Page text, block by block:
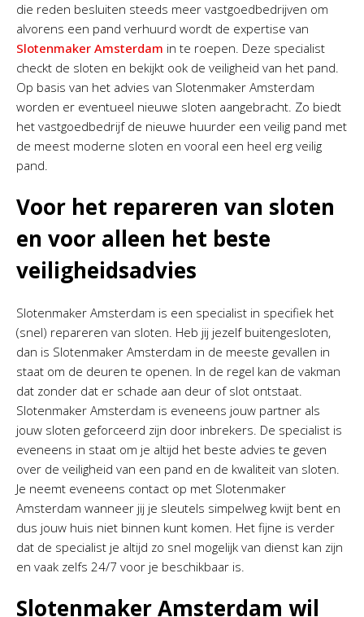
die reden besluiten steeds meer vastgoedbedrijven om
alvorens een pand verhuurd wordt de expertise van
Slotenmaker Amsterdam in te roepen. Deze specialist
checkt de sloten en bekijkt ook de veiligheid van het pand.
Op basis van het advies van Slotenmaker Amsterdam
worden er eventueel nieuwe sloten aangebracht. Zo biedt
het vastgoedbedrijf de nieuwe huurder een veilig pand met
de meest moderne sloten en vooral een heel erg veilig
pand.
Voor het repareren van sloten
en voor alleen het beste
veiligheidsadvies
Slotenmaker Amsterdam is een specialist in specifiek het
(snel) repareren van sloten. Heb jij jezelf buitengesloten,
dan is Slotenmaker Amsterdam in de meeste gevallen in
staat om de deuren te openen. In de regel kan de vakman
dat zonder dat er schade aan deur of slot ontstaat.
Slotenmaker Amsterdam is eveneens jouw partner als
jouw sloten geforceerd zijn door inbrekers. De specialist is
eveneens in staat om je altijd het beste advies te geven
over de veiligheid van een pand en de kwaliteit van sloten.
Je neemt eveneens contact op met Slotenmaker
Amsterdam wanneer jij je sleutels simpelweg kwijt bent en
dus jouw huis niet binnen kunt komen. Het fijne is verder
dat de specialist je altijd zo snel mogelijk van dienst kan zijn
en vaak zelfs 24/7 voor je beschikbaar is.
Slotenmaker Amsterdam wil